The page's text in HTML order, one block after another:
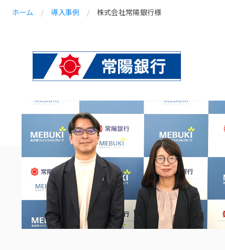
ホーム / 導入事例 / 株式会社常陽銀行様